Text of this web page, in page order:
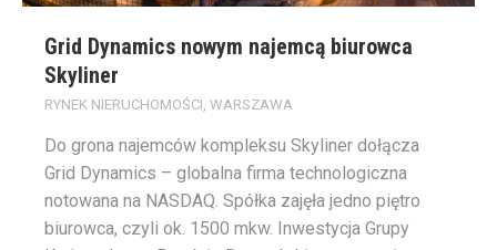
Grid Dynamics nowym najemcą biurowca
Skyliner
RYNEK NIERUCHOMOŚCI, WARSZAWA
Do grona najemców kompleksu Skyliner dołącza
Grid Dynamics – globalna firma technologiczna
notowana na NASDAQ. Spółka zajęła jedno piętro
biurowca, czyli ok. 1500 mkw. Inwestycja Grupy